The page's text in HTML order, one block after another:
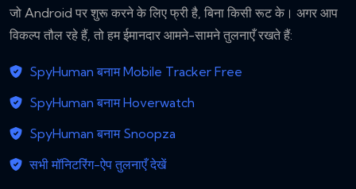
जो Android पर शुरू करने के लिए फ्री है, बिना किसी रूट के। अगर आप
विकल्प तौल रहे हैं, तो हम ईमानदार आमने-सामने तुलनाएँ रखते हैं:
SpyHuman बनाम Mobile Tracker Free
SpyHuman बनाम Hoverwatch
SpyHuman बनाम Snoopza
सभी मॉनिटरिंग-ऐप तुलनाएँ देखें